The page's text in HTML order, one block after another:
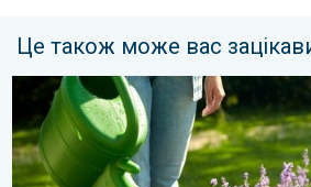
Це також може вас
Як доглядати за садом у спеку?.